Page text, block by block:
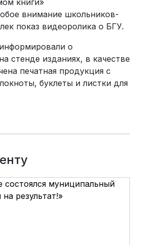
книги»
внимание школьников-
показ видеоролика о БГУ.
о
стенде изданиях, в качестве
печатная продукция с
буклеты и листки для